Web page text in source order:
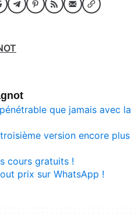
que jamais avec la
version encore plus
cours gratuits !
prix sur WhatsApp !